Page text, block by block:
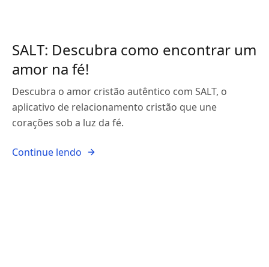
SALT: Descubra como encontrar um
amor na fé!
Descubra o amor cristão autêntico com SALT, o
aplicativo de relacionamento cristão que une
corações sob a luz da fé.
Continue lendo